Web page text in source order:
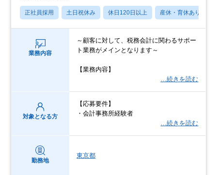
正社員採用 土日祝休み 休日120日以上 産休・育休あり
業務内容
～顧客に対して、税務会計に関わるサポー
ト業務がメインとなります～
【業務内容】
…続きを読む
対象となる方
【応募要件】
・会計事務所経験者
…続きを読む
勤務地
東京都